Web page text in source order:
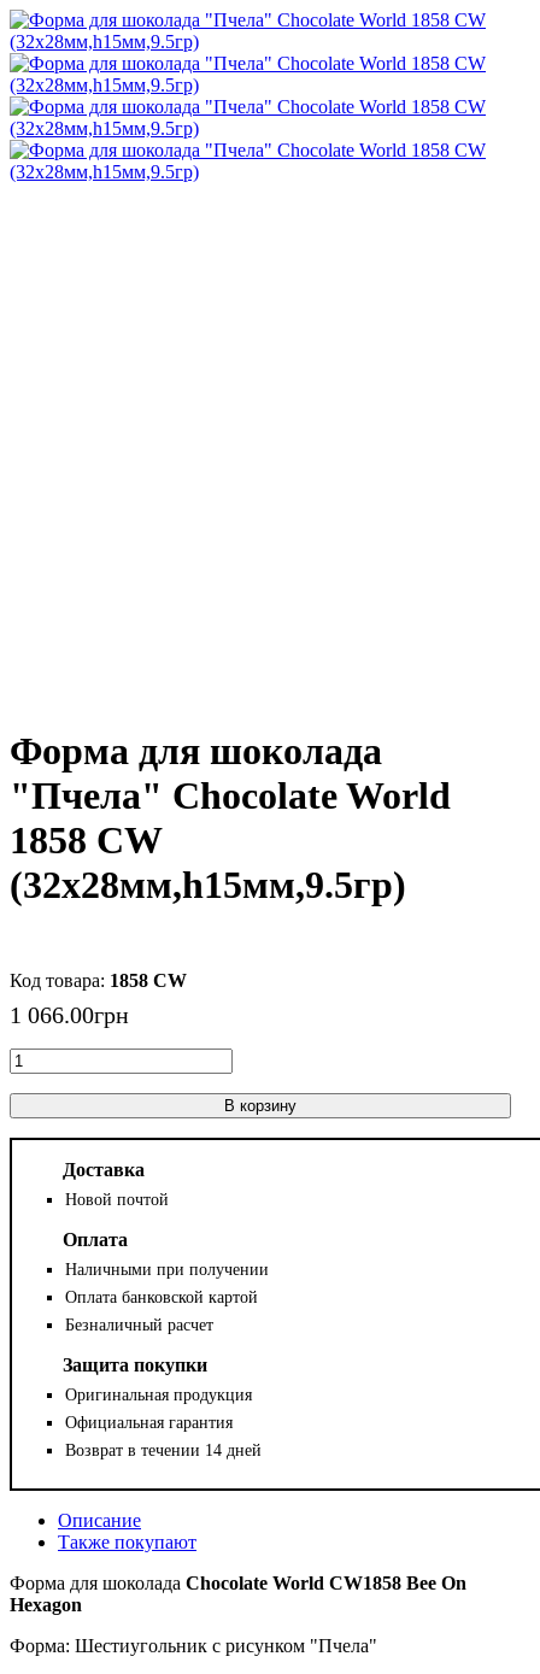
Форма для шоколада
"Пчела" Chocolate World
1858 CW
(32x28мм,h15мм,9.5гр)
1858 CW
1 066.00грн
В корзину
Доставка
Новой почтой
Оплата
Наличными при получении
Оплата банковской картой
Безналичный расчет
Защита покупки
Оригинальная продукция
Официальная гарантия
Возврат в течении 14 дней
Описание
Также покупают
Форма для шоколада Chocolate World CW1858 Bee On
Hexagon
Форма: Шестиугольник с рисунком "Пчела"